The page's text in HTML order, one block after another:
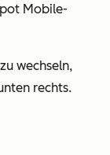
Mobile-
wechseln,
rechts.